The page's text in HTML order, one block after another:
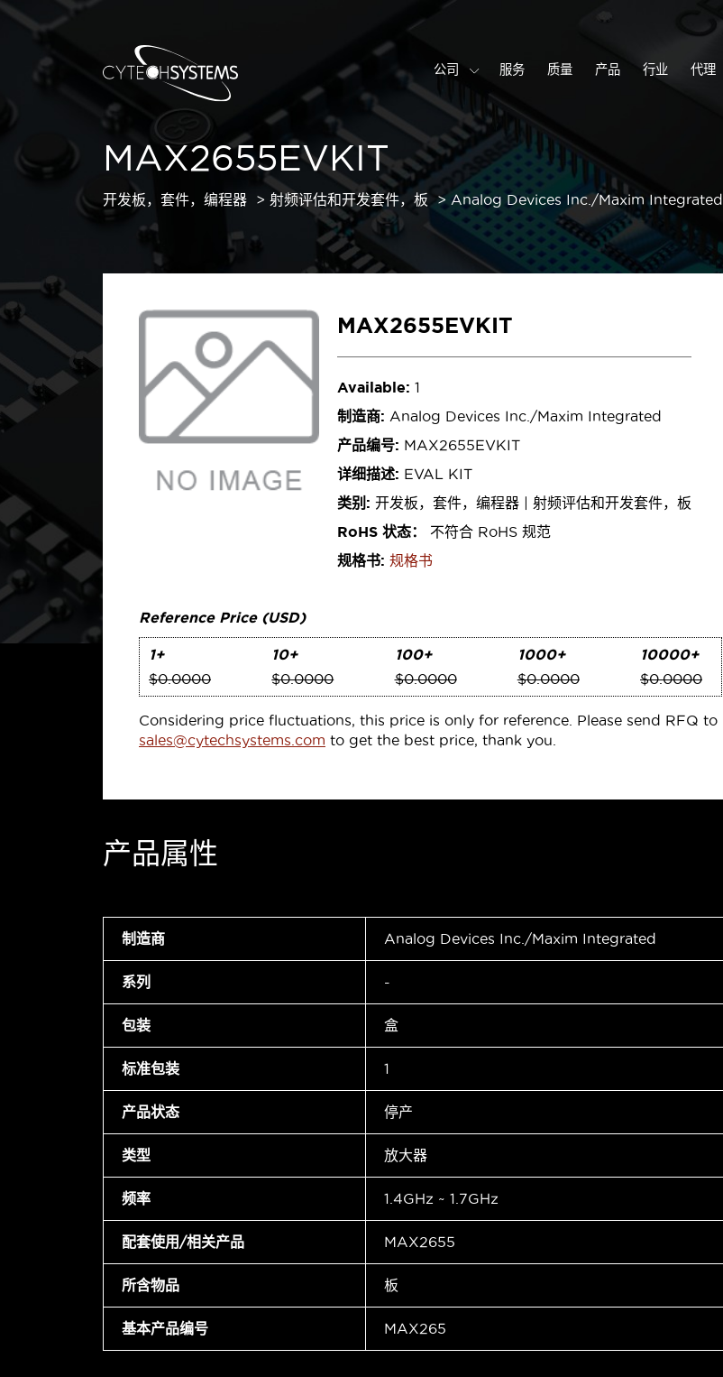
公司 服务 质量 产品 行业 代理
MAX2655EVKIT
开发板，套件，编程器 射频评估和开发套件，板 Analog Devices Inc./Maxim Integrated
MAX2655EVKIT
Available: 1
制造商: Analog Devices Inc./Maxim Integrated
产品编号: MAX2655EVKIT
详细描述: EVAL KIT
类别: 开发板，套件，编程器 | 射频评估和开发套件，板
RoHS 状态：
不符合 RoHS 规范
规格书: 规格书
Reference Price (USD)
1+
$0.0000
10+
$0.0000
100+
$0.0000
1000+
$0.0000
10000+
$0.0000
Considering price fluctuations, this price is only for reference. Please send RFQ to
sales@cytechsystems.com to get the best price, thank you.
产品属性
制造商 Analog Devices Inc./Maxim Integrated
系列 -
包装 盒
标准包装 1
产品状态 停产
类型 放大器
频率 1.4GHz ~ 1.7GHz
配套使用/相关产品 MAX2655
所含物品 板
基本产品编号 MAX265